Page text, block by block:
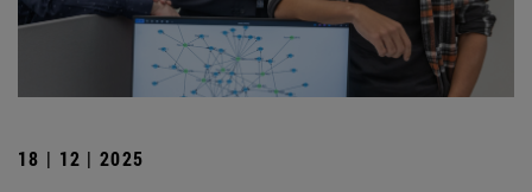
18 | 12 | 2025